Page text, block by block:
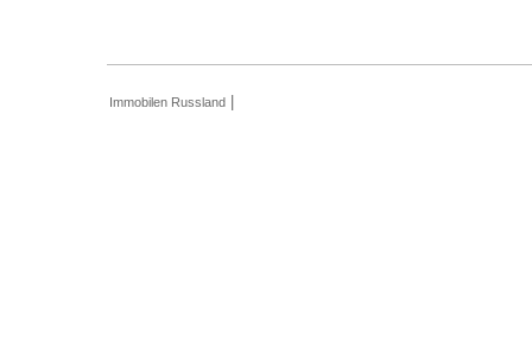
Immobilen Russland